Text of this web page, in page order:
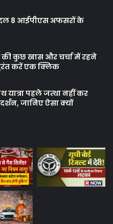
8 आईपीएस अफसरों के
की कुछ खास और चर्चा में रहने
करें एक क्लिक
पहले जत्था नहीं कर
जानिए ऐसा क्यों